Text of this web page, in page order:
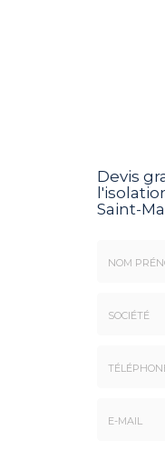
Devis
Saint-